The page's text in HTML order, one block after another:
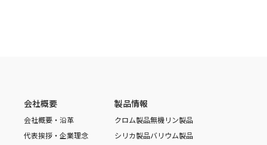
会社概要
会社概要・沿革
代表挨拶・企業理念
製品情報
クロム製品無機リン製品
シリカ製品バリウム製品